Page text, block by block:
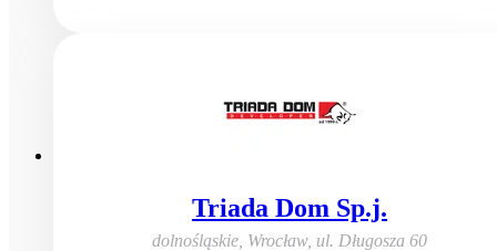
Triada Dom Sp.j.
dolnośląskie, Wrocław, ul. Długosza 60